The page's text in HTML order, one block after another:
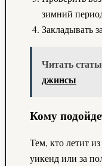
зимний
Закладывать
Читать
джинсы
Кому
Тем, кто летит
уикенд или за